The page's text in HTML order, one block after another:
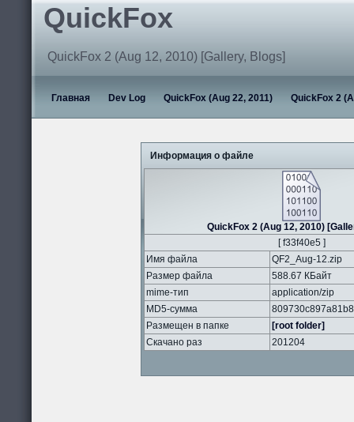
QuickFox
QuickFox 2 (Aug 12, 2010) [Gallery, Blogs]
Главная Dev Log QuickFox (Aug 22, 2011) QuickFox 2
Информация о файле
QuickFox 2 (Aug 12, 2010)
[ f33f40e5 ]
Имя файла
QF2_Aug-12.zip
Размер файла
588.67 КБайт
mime-тип
application/zip
MD5-сумма
Размещен в папке
[root folder]
Скачано раз
201204